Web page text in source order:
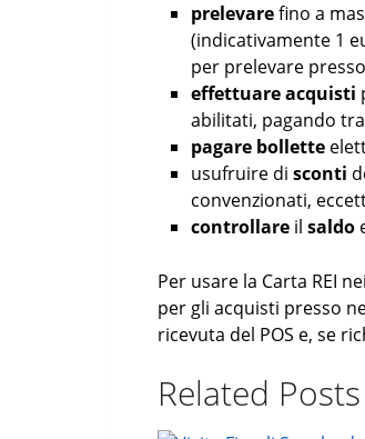
prelevarefino a
(indicativamente 1
per prelevare
effettuare acquisti
abilitati, pagando
pagare bollette
usufruire disconti
convenzionati,
controllare ilsaldo
Per usare la Carta REI
per gli acquisti presso
ricevuta del POS e, se
Related Posts